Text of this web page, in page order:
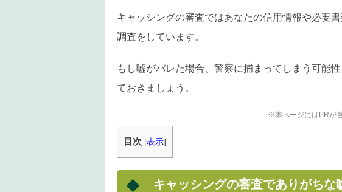
キャッシングの審査ではあなたの信用情報や必要
調査をしています。
もし嘘がバレた場合、警察に捕まってしまう可能
ておきましょう。
※本ページにはPRが
目次 [表示]
キャッシングの審査でありがちな